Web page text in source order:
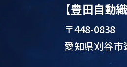
【豊田自
〒448-0838
愛知県刈谷市